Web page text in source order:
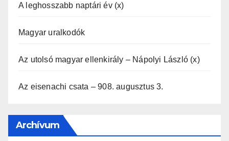
A leghosszabb naptári év (x)
Magyar uralkodók
Az utolsó magyar ellenkirály – Nápolyi László (x)
Az eisenachi csata – 908. augusztus 3.
Archívum